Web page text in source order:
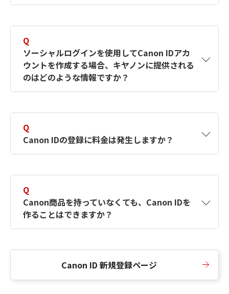
す。詳しい作成方法は【カメラ】Canon IDとは
何ですか？Canon IDの作成方法は？をご確認く
ださい。
Q
ソーシャルログインを使用してCanon IDアカ
ウントを作成する場合、キヤノンに提供される
のはどのような情報ですか？
択したサービスから取得します。アカウントを
簡単に作成できるように、この情報を使用して
Canon IDの登録フォームを入力します。
Q
Canon IDの登録に料金は発生しますか？
Q
Canon商品を持っていなくても、Canon IDを
作ることはできますか？
Canon ID 新規登録ページ